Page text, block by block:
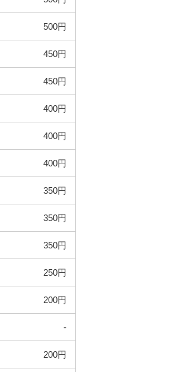
500円
450円
450円
400円
400円
400円
350円
350円
350円
250円
200円
-
200円